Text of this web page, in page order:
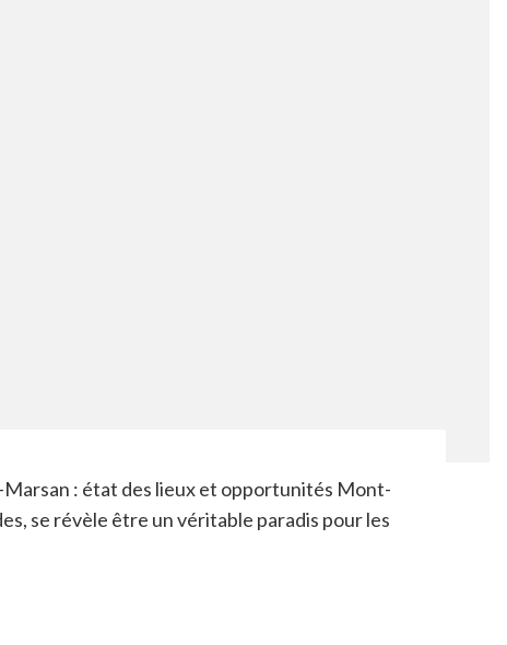
: état des lieux et opportunités Mont-
se révèle être un véritable paradis pour les